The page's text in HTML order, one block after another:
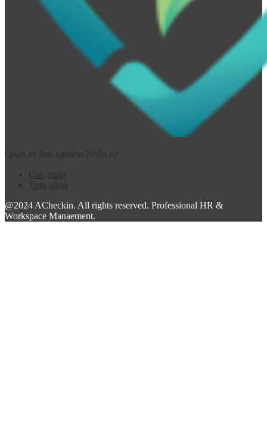
@2024 ACheckin. All rights reserved. Professional HR &
Workspace Manaement.